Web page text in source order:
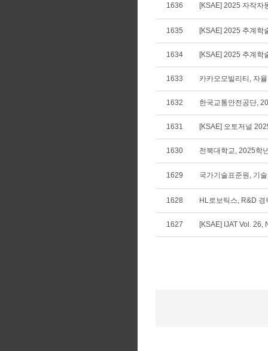
1636 [KSAE] 2025 자작자
1635 [KSAE] 2025 추계학
1634 [KSAE] 2025 추계학
1633 카카오모빌리티, 자
1632 한국교통안전공단,
1631 [KSAE] 오토저널
1630 전북대학교, 2025학
1629 국가기술표준원, 기
1628 HL로보틱스, R&D
1627 [KSAE] IJAT Vol.